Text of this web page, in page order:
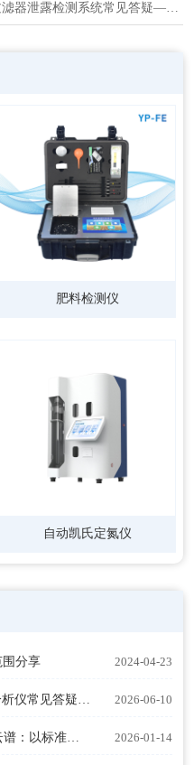
检测系统常见答疑——热门品牌避坑指南
肥料检测仪
自动凯氏定氮仪
分享 2024-04-23
【FAQ问答】总有机碳TOC分析仪常见答疑——热门品牌避坑指南 2026-06-10
COD智能回流消解器品牌优云谱：以标准化智能技术，守护水质数据源头 2026-01-14